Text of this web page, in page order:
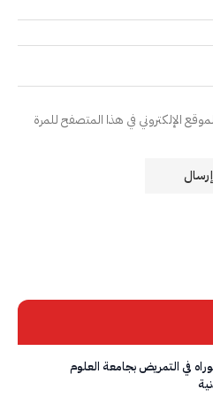
الإلكتروني في هذا المتصفح للمرة
في التمريض بجامعة العلوم